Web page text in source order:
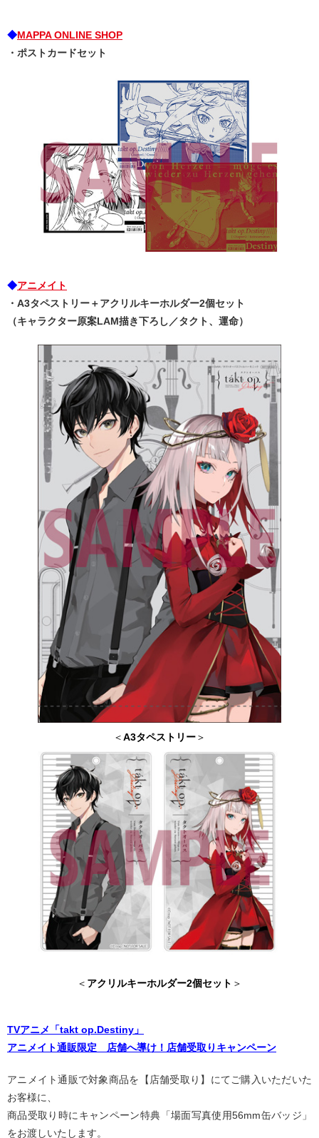
◆MAPPA ONLINE SHOP
・ポストカードセット
◆アニメイト
・A3タペストリー＋アクリルキーホルダー2個セット
（キャラクター原案LAM描き下ろし／タクト、運命）
＜A3タペストリー＞
＜ アクリルキーホルダー2個セット ＞
TVアニメ「takt op.Destiny」
アニメイト通販限定 店舗へ導け！店舗受取りキャンペーン
アニメイト通販で対象商品を【店舗受取り】にてご購入いただいた
お客様に、
商品受取り時にキャンペーン特典「場面写真使用56mm缶バッジ」
をお渡しいたします。